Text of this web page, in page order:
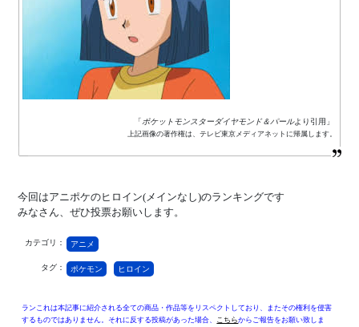
「ポケットモンスターダイヤモンド＆パールより引用」
上記画像の著作権は、テレビ東京メディアネットに帰属します。
今回はアニポケのヒロイン(メインなし)のランキングです
みなさん、ぜひ投票お願いします。
カテゴリ： アニメ
タグ： ポケモン ヒロイン
ランこれは本記事に紹介される全ての商品・作品等をリスペクトしており、またその権利を侵害
するものではありません。それに反する投稿があった場合、 こちらからご報告をお願い致しま